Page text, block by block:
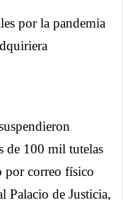
por la pandemia
de 100 mil tutelas
por correo físico
Palacio de Justicia,